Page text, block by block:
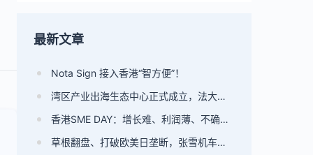
最新文章
Nota Sign 接入香港“智方便”！
湾区产业出海生态中心正式成立，法大大共建产业出海标准
香港SME DAY：增长难、利润薄、不确定性高，中小企业破局
草根翻盘、打破欧美日垄断，张雪机车不为人知的另一个 “快”